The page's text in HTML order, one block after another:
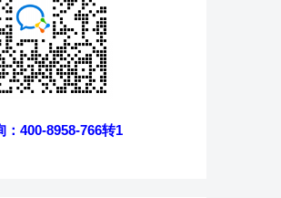
：400-8958-766转1